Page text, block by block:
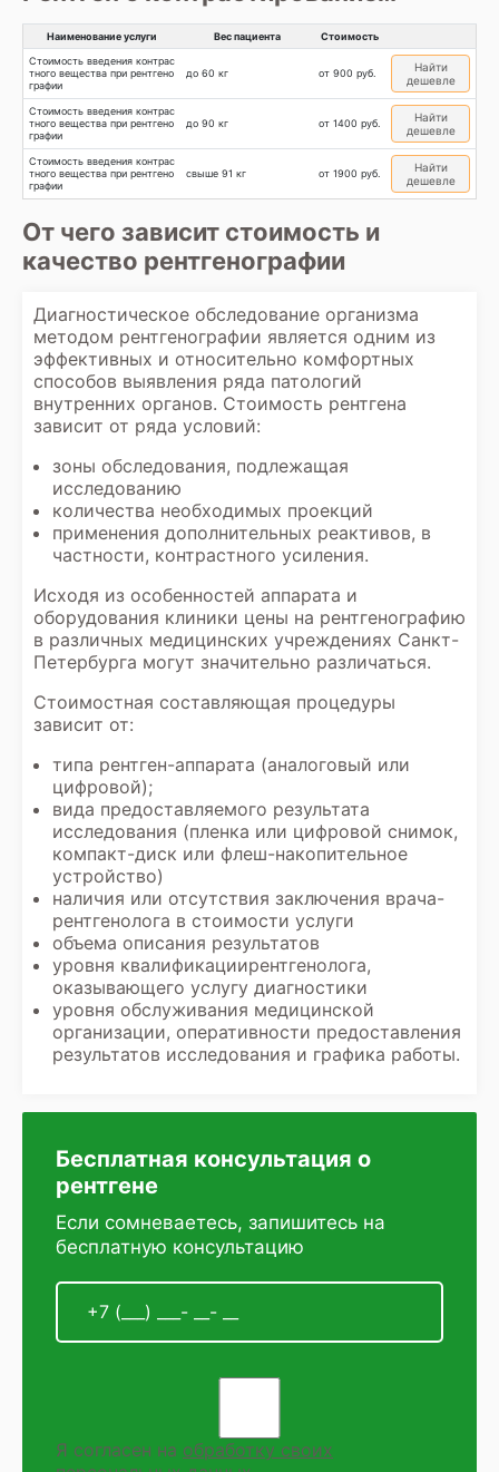
Наименование услуги Вес пациента
Стоимость
Стоимость введения контрас
тного вещества при рентгено
графии
до 60 кг от 900 руб.
Найти
дешевле
Стоимость введения контрас
тного вещества при рентгено
графии
до 90 кг от 1400 руб.
Найти
дешевле
Стоимость введения контрас
тного вещества при рентгено
графии
свыше 91 кг от 1900 руб.
Найти
дешевле
От чего зависит стоимость и
качество рентгенографии
Диагностическое обследование организма
методом рентгенографии является одним из
эффективных и относительно комфортных
способов выявления ряда патологий
внутренних органов. Стоимость рентгена
зависит от ряда условий:
зоны обследования, подлежащая
исследованию
количества необходимых проекций
применения дополнительных реактивов, в
частности, контрастного усиления.
Исходя из особенностей аппарата и
оборудования клиники цены на рентгенографию
в различных медицинских учреждениях Санкт-
Петербурга могут значительно различаться.
Стоимостная составляющая процедуры
зависит от:
типа рентген-аппарата (аналоговый или
цифровой);
вида предоставляемого результата
исследования (пленка или цифровой снимок,
компакт-диск или флеш-накопительное
устройство)
наличия или отсутствия заключения врача-
рентгенолога в стоимости услуги
объема описания результатов
уровня квалификациирентгенолога,
оказывающего услугу диагностики
уровня обслуживания медицинской
организации, оперативности предоставления
результатов исследования и графика работы.
Бесплатная консультация о
рентгене
Если сомневаетесь, запишитесь на
бесплатную консультацию
Я согласен на обработку своих